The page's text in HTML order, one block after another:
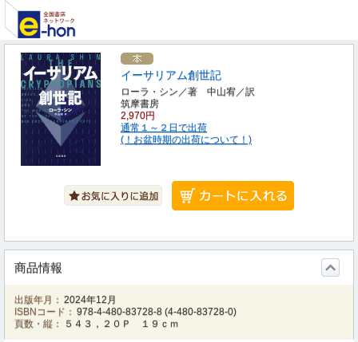
イーサリアム創世記
ローラ・シン／著 中山宥／訳
筑摩書房
2,970円
通常１～２日で出荷
(！お盆時期の出荷について！)
商品情報
出版年月： 2024年12月
ISBNコード： 978-4-480-83728-8 (4-480-83728-0)
頁数・縦：
５４３，２０Ｐ １９ｃｍ